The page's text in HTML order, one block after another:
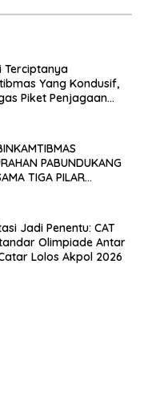
Terciptanya
Yang Kondusif,
Piket Penjagaan
Hari
PABUNDUKANG
TIGA PILAR
KEMARAU
Jadi Penentu: CAT
Olimpiade Antar
Lolos Akpol 2026